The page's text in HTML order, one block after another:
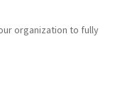
organization to fully